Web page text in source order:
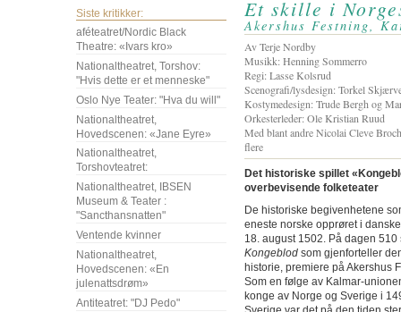
Siste kritikker:
aféteatret/Nordic Black
Theatre: «Ivars kro»
Nationaltheatret, Torshov:
"Hvis dette er et menneske"
Oslo Nye Teater: "Hva du will"
Nationaltheatret,
Hovedscenen: «Jane Eyre»
Nationaltheatret,
Torshovteatret:
Nationaltheatret, IBSEN
Museum & Teater :
"Sancthansnatten"
Ventende kvinner
Nationaltheatret,
Hovedscenen: «En
julenattsdrøm»
Antiteatret: "DJ Pedo"
Et skille i
Akershus Festning,
Av Terje Nordby
Musikk: Henning Sommerro
Regi: Lasse Kolsrud
Scenografi/lysdesign: Torkel
Kostymedesign: Trude Bergh og
Orkesterleder: Ole Kristian Ruud
Med blant andre Nicolai Cleve
flere
Det historiske spillet
overbevisende folketeater
De historiske begivenhetene
eneste norske opprøret i
18. august 1502. På dagen
Kongeblod som gjenforteller
historie, premiere på Akershus
Som en følge av Kalmar-
konge av Norge og Sverige i